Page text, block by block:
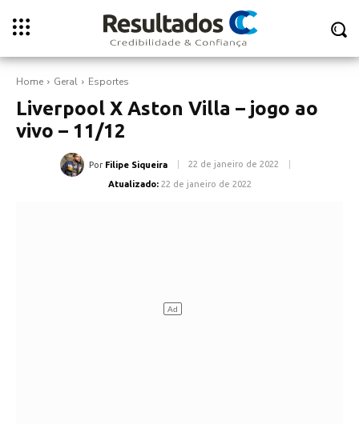
Home Geral Esportes
Liverpool X Aston Villa – jogo ao
vivo – 11/12
Por Filipe Siqueira 22 de janeiro de 2022
Atualizado: 22 de janeiro de 2022